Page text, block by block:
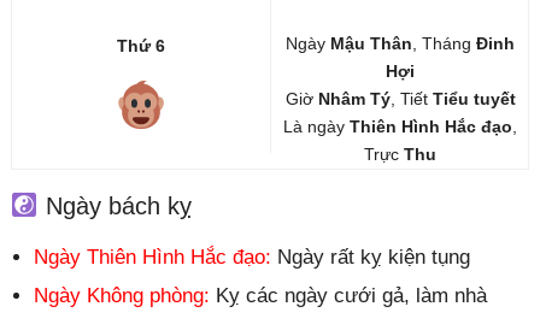
Thứ 6 Ngày Mậu Thân , ThángĐinh
Hợi
Giờ Nhâm Tý, Tiết Tiểu tuyết
Là ngàyThiên Hình Hắc đạo
TrựcThu
Ngày bách kỵ
Ngày Thiên Hình Hắc đạo: Ngày rất kỵ kiện tụng
Ngày Không phòng: Kỵ các ngày cưới gả, làm nhà